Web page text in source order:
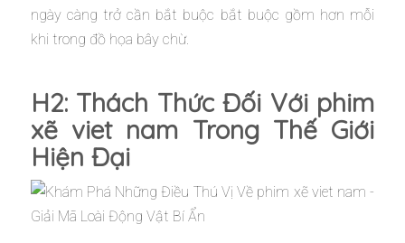
ngày càng trở cần bắt buộc bắt buộc gồm hơn mỗi
khi trong đồ họa bây chừ.
H2: Thách Thức Đối Với phim
xẽ viet nam Trong Thế Giới
Hiện Đại